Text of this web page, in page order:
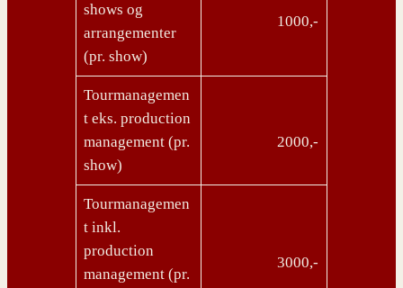
shows og
arrangementer
(pr. show)
1000,-
Tourmanagemen
t eks. production
management (pr.
show)
2000,-
Tourmanagemen
t inkl.
production
management (pr.
3000,-